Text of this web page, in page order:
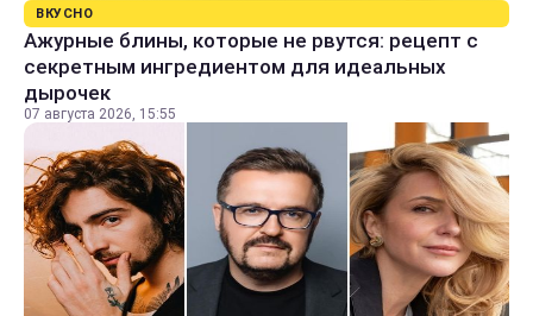
ВКУСНО
Ажурные блины, которые не рвутся: рецепт с
секретным ингредиентом для идеальных
дырочек
07 августа 2026, 15:55